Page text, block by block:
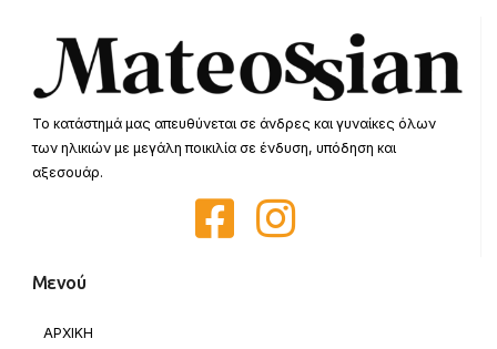
Το κατάστημά μας απευθύνεται σε άνδρες και γυναίκες όλων
των ηλικιών με μεγάλη ποικιλία σε ένδυση, υπόδηση και
αξεσουάρ.
Μενού
ΑΡΧΙΚΗ